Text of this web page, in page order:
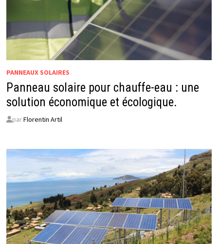
PANNEAUX SOLAIRES
Panneau solaire pour chauffe-eau : une
solution économique et écologique.
parFlorentin Artil